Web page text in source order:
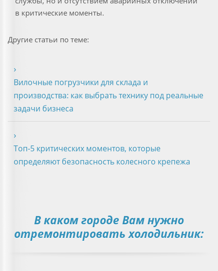
в критические моменты.
Другие статьи по теме:
Вилочные погрузчики для склада и
производства: как выбрать технику под реальные
задачи бизнеса
Топ-5 критических моментов, которые
определяют безопасность колесного крепежа
В каком городе Вам нужно
отремонтировать холодильник: